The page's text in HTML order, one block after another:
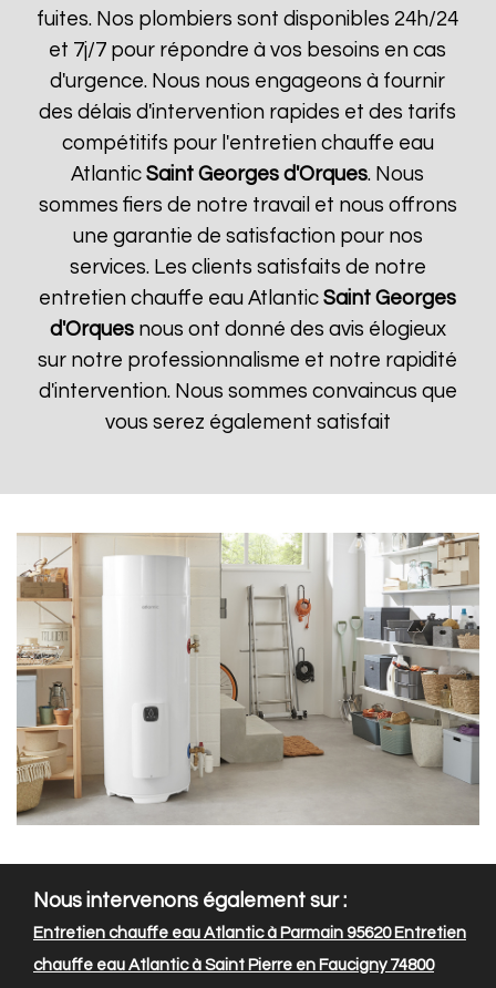
fuites. Nos plombiers sont disponibles 24h/24
et 7j/7 pour répondre à vos besoins en cas
d'urgence. Nous nous engageons à fournir
des délais d'intervention rapides et des tarifs
compétitifs pour l'entretien chauffe eau
AtlanticSaint Georges d'Orques. Nous
sommes fiers de notre travail et nous offrons
une garantie de satisfaction pour nos
services. Les clients satisfaits de notre
entretien chauffe eau AtlanticSaint Georges
d'Orquesnous ont donné des avis élogieux
sur notre professionnalisme et notre rapidité
d'intervention. Nous sommes convaincus que
vous serez également satisfait
Nous intervenons également sur :
Entretien chauffe eau Atlantic à Parmain 95620Entretien
chauffe eau Atlantic à Saint Pierre en Faucigny 74800